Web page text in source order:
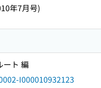
年7月号)
ート 編
I000010932123